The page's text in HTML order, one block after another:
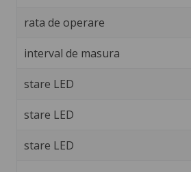
rata de operare
interval de masura
stare LED
stare LED
stare LED